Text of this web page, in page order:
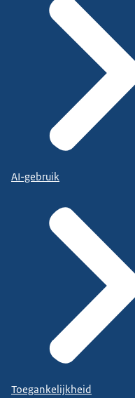
AI-gebruik
Toegankelijkheid